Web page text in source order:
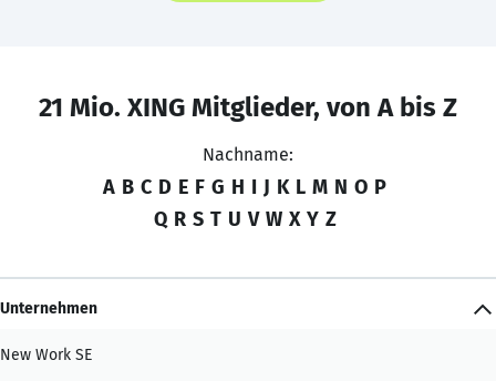
21 Mio. XING Mitglieder, von A bis Z
Nachname:
A B C D E F G H I J K L M N O P
Q R S T U V W X Y Z
Unternehmen
New Work SE